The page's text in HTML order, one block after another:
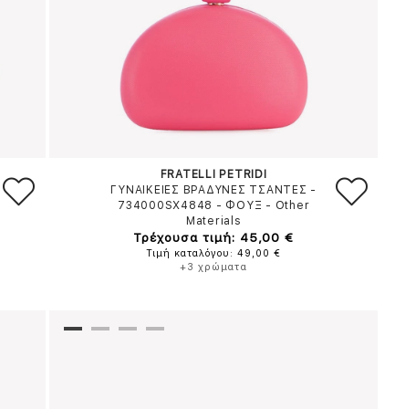
FRATELLI PETRIDI
ΓΥΝΑΙΚΕΙΕΣ ΒΡΑΔΥΝΕΣ ΤΣΑΝΤΕΣ -
734000SX4848 - ΦΟΥΞ - Other
Materials
Τρέχουσα τιμή: 45,00 €
Τιμή καταλόγου: 49,00 €
+3 χρώματα